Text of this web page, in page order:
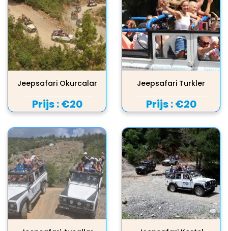
Jeepsafari Okurcalar
Prijs :€20
Jeepsafari Turkler
Prijs :€20